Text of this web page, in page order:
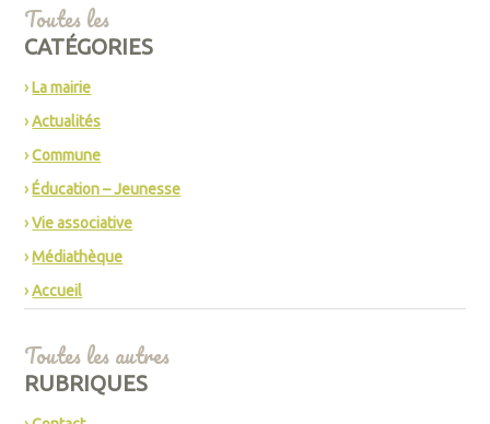
Toutes les
CATÉGORIES
La mairie
Actualités
Commune
Éducation – Jeunesse
Vie associative
Médiathèque
Accueil
Toutes les autres
RUBRIQUES